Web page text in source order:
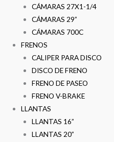
CÁMARAS 27X1-1/4
CÁMARAS 29”
CÁMARAS 700C
FRENOS
CALIPER PARA DISCO
DISCO DE FRENO
FRENO DE PASEO
FRENO V-BRAKE
LLANTAS
LLANTAS 16”
LLANTAS 20”